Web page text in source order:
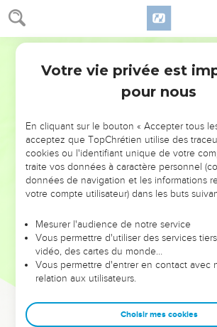
Nombres 9
matin, elle eut l'apparence d'un feu sur le
16 Cela se passa constamment ainsi : la
tabernacle et la nuit elle avait
Quand la nuée s'élevait au-dessus de
partaient ; ils campaient à l’endroit où
Les Israélites partaient sur l'ordre de
campaient sur l'ordre de l'Eternel. Ils
longtemps que la nuée restait sur le
Quand la nuée restait longtemps sur le
Israélites obéissaient au commandement
partaient pas.
l’ordre de l’Eternel qu’ils campaient et
Si la nuée s'arrêtait du soir au matin et
repartaient. Si elle s'élevait après un jour
partaient.
Qu’elle s'arrête sur le tabernacle deux
Votre vie privée est
pour nous
En cliquant sur le bouton « Accepter tous
acceptez que TopChrétien utilise des
cookies ou l'identifiant unique de votre
traite vos données à caractère personnel
données de navigation et les informations
votre compte utilisateur) dans les buts
Mesurer l'audience de notre service
Vous permettre d'utiliser des services
vidéo, des cartes du monde…
Vous permettre d'entrer en contact avec
relation aux utilisateurs.
Choisir mes cookies